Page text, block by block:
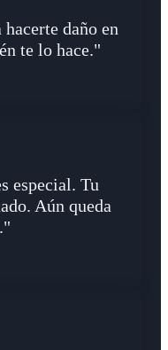
daño en
te lo hace."
especial. Tu
Aún queda